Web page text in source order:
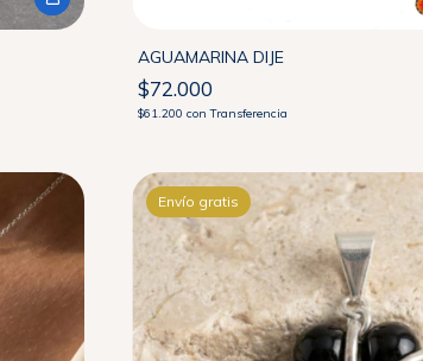
AGUAMARINA DIJE
$72.000
$61.200con Transferencia
Envío gratis